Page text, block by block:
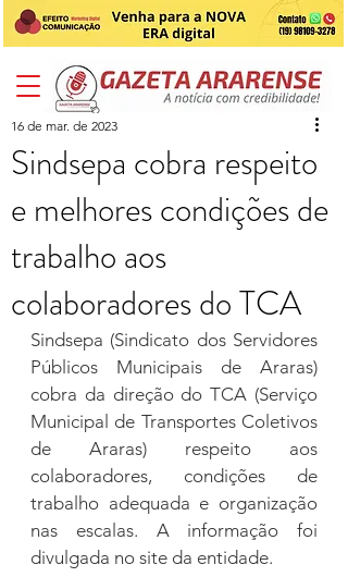
Sindsepa cobra respeito
e melhores condições de
trabalho aos
colaboradores do TCA
16 de mar. de 2023
Sindsepa (Sindicato dos Servidores
Públicos Municipais de Araras)
cobra da direção do TCA (Serviço
Municipal de Transportes Coletivos
de Araras) respeito aos
colaboradores, condições de
trabalho adequada e organização
nas escalas. A informação foi
divulgada no site da entidade.